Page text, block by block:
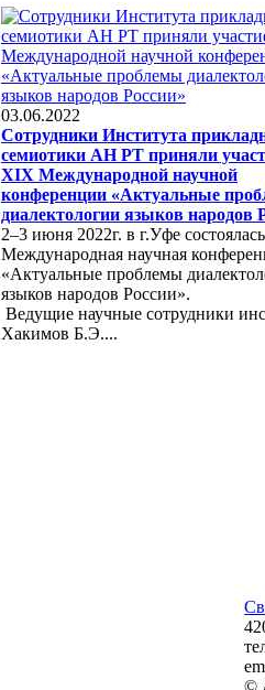
03.06.2022
Сотрудники Института
семиотики АН РТ приняли
XIX Международной научной
конференции «Актуальные
диалектологии языков народов
2–3 июня 2022г. в г.Уфе
Международная научная
«Актуальные проблемы
языков народов России».
Ведущие научные сотрудники
Хакимов Б.Э....
©